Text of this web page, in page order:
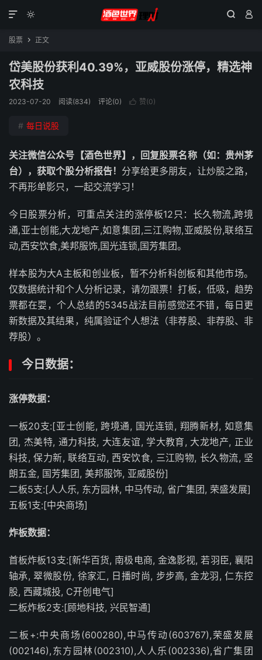
  

股票  正文
岱美股份获利40.39%，亚威股份涨停，精选神
农科技
2023-07-20 阅读(834) 评论(0)  赞(0)
# 每日说股
关注微信公众号【酒色世界】，回复股票名称（如：贵州茅
台），获取个股分析报告！ 分享给更多朋友，让炒股之路，
不再形单影只，一起交流学习！
今日股票分析，可重点关注的涨停板12只：长久物流,跨境
通,亚士创能,大龙地产,如意集团,三江购物,亚威股份,联络互
动,西安饮食,美邦服饰,国光连锁,国芳集团。
样本股为大A主板和创业板，暂不分析科创板和其他市场。
仅数据统计和个人分析记录，请勿跟票！打板，低吸，趋势
票都在耍，个人总结的5345战法目前感觉还不错，每日更
新数据及其结果，纯属验证个人想法（非荐股、非荐股、非
荐股）。
今日数据：
涨停数据：
一板20支:[亚士创能, 跨境通, 国光连锁, 翔腾新材, 如意集
团, 杰美特, 通力科技, 大连友谊, 学大教育, 大龙地产, 正业
科技, 保力新, 联络互动, 西安饮食, 三江购物, 长久物流, 坚
朗五金, 国芳集团, 美邦服饰, 亚威股份]
二板5支:[人人乐, 东方园林, 中马传动, 省广集团, 荣盛发展]
五板1支:[中央商场]
炸板数据：
首板炸板13支:[新华百货, 南极电商, 金逸影视, 若羽臣, 襄阳
轴承, 翠微股份, 徐家汇, 日播时尚, 步步高, 金龙羽, 仁东控
股, 西藏城投, C开创电气]
二板炸板2支:[顾地科技, 兴民智通]
二板+:中央商场(600280),中马传动(603767),荣盛发展
(002146),东方园林(002310),人人乐(002336),省广集团